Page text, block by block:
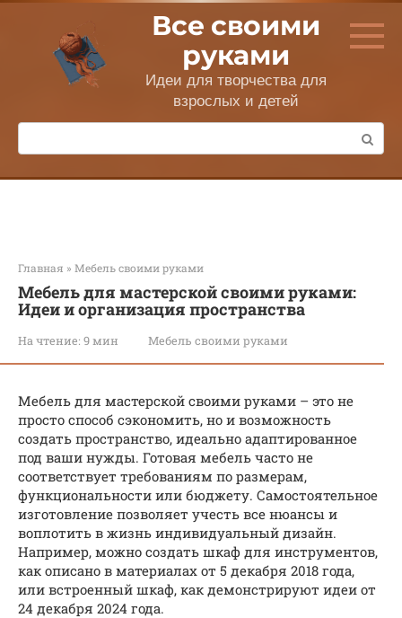
Перейти
контенту
Все своими
руками
Идеи для творчества для
взрослых и детей
Поиск:
Главная » Мебель своими руками
Мебель для мастерской своими руками:
Идеи и организация пространства
На чтение: 9 мин Мебель своими руками
Мебель для мастерской своими руками – это не
просто способ сэкономить, но и возможность
создать пространство, идеально адаптированное
под ваши нужды. Готовая мебель часто не
соответствует требованиям по размерам,
функциональности или бюджету. Самостоятельное
изготовление позволяет учесть все нюансы и
воплотить в жизнь индивидуальный дизайн.
Например, можно создать шкаф для инструментов,
как описано в материалах от 5 декабря 2018 года,
или встроенный шкаф, как демонстрируют идеи от
24 декабря 2024 года.